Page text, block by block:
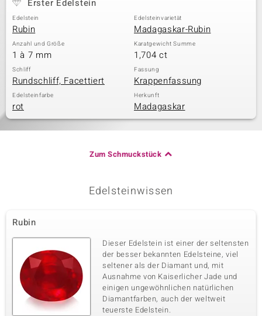
Erster Edelstein
Edelstein
Rubin
Edelsteinvarietät
Madagaskar-Rubin
Anzahl und Größe
1 à 7 mm
Karatgewicht Summe
1,704 ct
Schliff
Rundschliff, Facettiert
Fassung
Krappenfassung
Edelsteinfarbe
rot
Herkunft
Madagaskar
Zum Schmuckstück
Edelsteinwissen
Rubin
Dieser Edelstein ist einer der seltensten
der besser bekannten Edelsteine, viel
seltener als der Diamant und, mit
Ausnahme von Kaiserlicher Jade und
einigen ungewöhnlichen natürlichen
Diamantfarben, auch der weltweit
teuerste Edelstein.